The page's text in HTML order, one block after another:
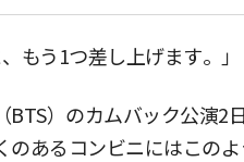
もう1つ差し上げます。」
BTS）のカムバック公演2
のあるコンビニにはこの